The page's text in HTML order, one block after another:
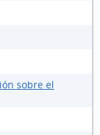
sobre el